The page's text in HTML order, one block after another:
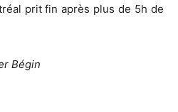
prit fin après plus de 5h de
Bégin